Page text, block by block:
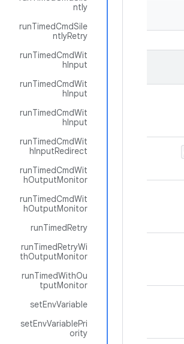
ntly
runTimedCmdSile
ntlyRetry
runTimedCmdWit
hInput
runTimedCmdWit
hInput
runTimedCmdWit
hInput
runTimedCmdWit
hInputRedirect
runTimedCmdWit
hOutputMonitor
runTimedCmdWit
hOutputMonitor
runTimedRetry
runTimedRetryWi
thOutputMonitor
runTimedWithOu
tputMonitor
setEnvVariable
setEnvVariablePri
ority